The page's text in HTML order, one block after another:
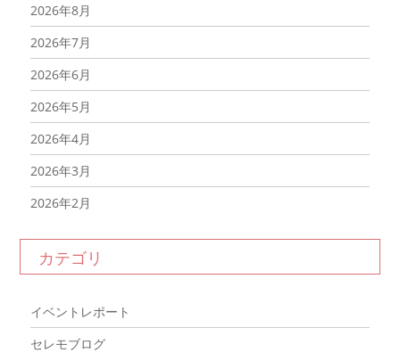
2026年8月
2026年7月
2026年6月
2026年5月
2026年4月
2026年3月
2026年2月
2025年12月
2025年10月
カテゴリ
イベントレポート
セレモブログ